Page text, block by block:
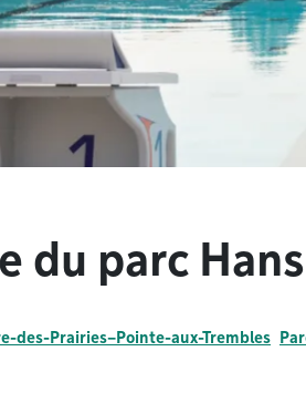
du parc
des-Prairies–Pointe-aux-Trembles